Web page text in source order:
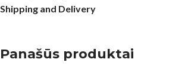
Shipping and Delivery
Panašūs produktai